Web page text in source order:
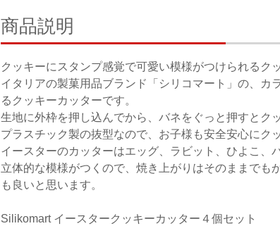
商品説明
クッキーにスタンプ感覚で可愛い模様がつけられるク
イタリアの製菓用品ブランド「シリコマート」の、
るクッキーカッターです。
生地に外枠を押し込んでから、バネをぐっと押すとク
プラスチック製の抜型なので、お子様も安全安心にク
イースターのカッターはエッグ、ラビット、ひよこ、
立体的な模様がつくので、焼き上がりはそのままでも
も良いと思います。
Silikomart イースタークッキーカッター４個セット